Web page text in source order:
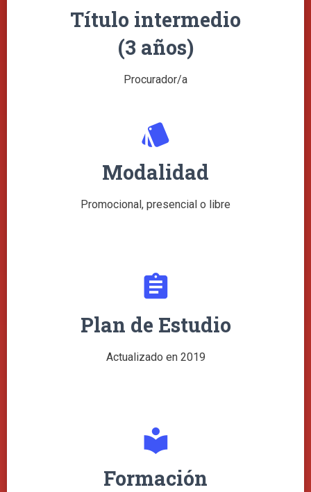
Título intermedio
(3 años)
Procurador/a
style
Modalidad
Promocional, presencial o libre
assignment
Plan de Estudio
Actualizado en 2019
local_library
Formación